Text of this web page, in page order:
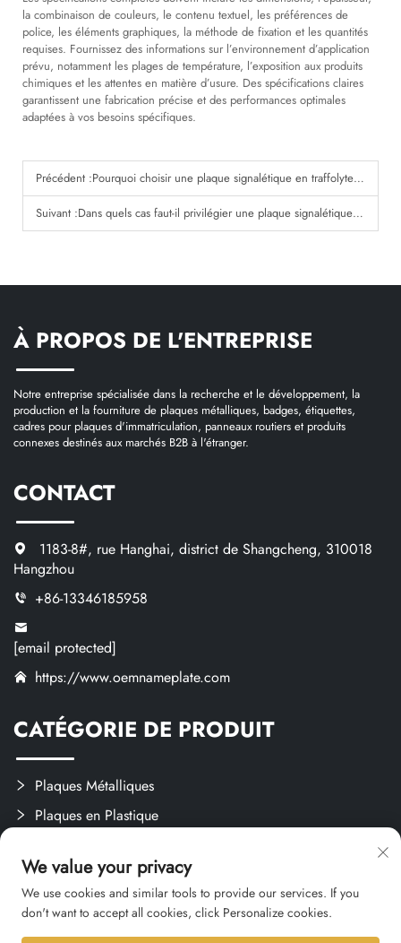
la combinaison de couleurs, le contenu textuel, les préférences de
police, les éléments graphiques, la méthode de fixation et les quantités
requises. Fournissez des informations sur l’environnement d’application
prévu, notamment les plages de température, l’exposition aux produits
chimiques et les attentes en matière d’usure. Des spécifications claires
garantissent une fabrication précise et des performances optimales
adaptées à vos besoins spécifiques.
Précédent :Pourquoi choisir une plaque signalétique en traffolyte pour le marquage industriel ?
Suivant :Dans quels cas faut-il privilégier une plaque signalétique en traffolyte plutôt qu’une étiquette en vinyle ?
À PROPOS DE L'ENTREPRISE
Notre entreprise spécialisée dans la recherche et le développement, la
production et la fourniture de plaques métalliques, badges, étiquettes,
cadres pour plaques d'immatriculation, panneaux routiers et produits
connexes destinés aux marchés B2B à l'étranger.
CONTACT
1183-8#, rue Hanghai, district de Shangcheng, 310018
Hangzhou
+86-13346185958
[email protected]
https://www.oemnameplate.com
CATÉGORIE DE PRODUIT
Plaques Métalliques
Plaques en Plastique
Créations Sur Mesure
We value your privacy
We use cookies and similar tools to provide our services. If you
don't want to accept all cookies, click Personalize cookies.